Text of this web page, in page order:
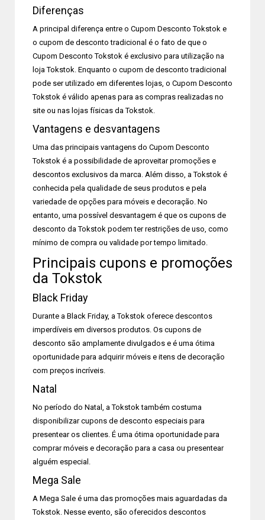
Diferenças
A principal diferença entre o Cupom Desconto Tokstok e
o cupom de desconto tradicional é o fato de que o
Cupom Desconto Tokstok é exclusivo para utilização na
loja Tokstok. Enquanto o cupom de desconto tradicional
pode ser utilizado em diferentes lojas, o Cupom Desconto
Tokstok é válido apenas para as compras realizadas no
site ou nas lojas físicas da Tokstok.
Vantagens e desvantagens
Uma das principais vantagens do Cupom Desconto
Tokstok é a possibilidade de aproveitar promoções e
descontos exclusivos da marca. Além disso, a Tokstok é
conhecida pela qualidade de seus produtos e pela
variedade de opções para móveis e decoração. No
entanto, uma possível desvantagem é que os cupons de
desconto da Tokstok podem ter restrições de uso, como
mínimo de compra ou validade por tempo limitado.
Principais cupons e promoções
da Tokstok
Black Friday
Durante a Black Friday, a Tokstok oferece descontos
imperdíveis em diversos produtos. Os cupons de
desconto são amplamente divulgados e é uma ótima
oportunidade para adquirir móveis e itens de decoração
com preços incríveis.
Natal
No período do Natal, a Tokstok também costuma
disponibilizar cupons de desconto especiais para
presentear os clientes. É uma ótima oportunidade para
comprar móveis e decoração para a casa ou presentear
alguém especial.
Mega Sale
A Mega Sale é uma das promoções mais aguardadas da
Tokstok. Nesse evento, são oferecidos descontos